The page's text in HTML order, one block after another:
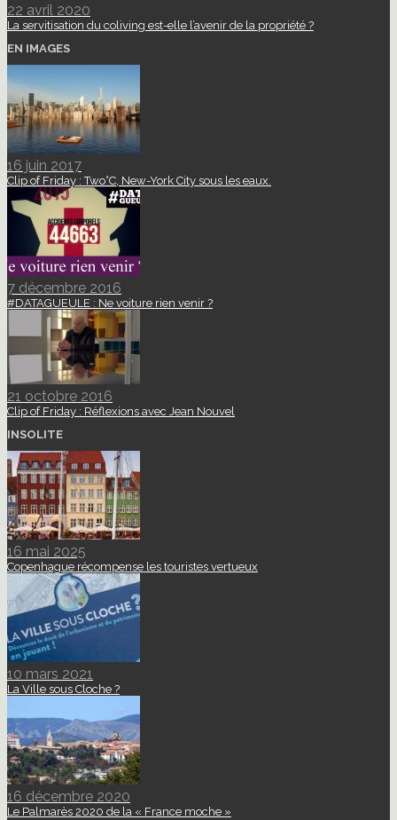
22 avril 2020
La servitisation du coliving est-elle l’avenir de la propriété ?
EN IMAGES
16 juin 2017
Clip of Friday : Two°C, New-York City sous les eaux.
7 décembre 2016
#DATAGUEULE : Ne voiture rien venir ?
21 octobre 2016
Clip of Friday : Réflexions avec Jean Nouvel
INSOLITE
16 mai 2025
Copenhague récompense les touristes vertueux
10 mars 2021
La Ville sous Cloche ?
16 décembre 2020
Le Palmarès 2020 de la « France moche »